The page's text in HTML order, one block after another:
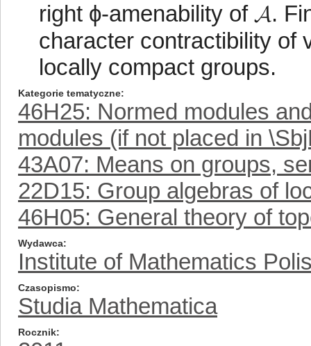
right ϕ-amenability of 𝓐.
character contractibility of
locally compact groups.
Kategorie tematyczne
46H25: Normed modules
modules (if not placed in
43A07: Means on groups,
22D15: Group algebras of
46H05: General theory of
Wydawca
Institute of Mathematics
Czasopismo
Studia Mathematica
Rocznik